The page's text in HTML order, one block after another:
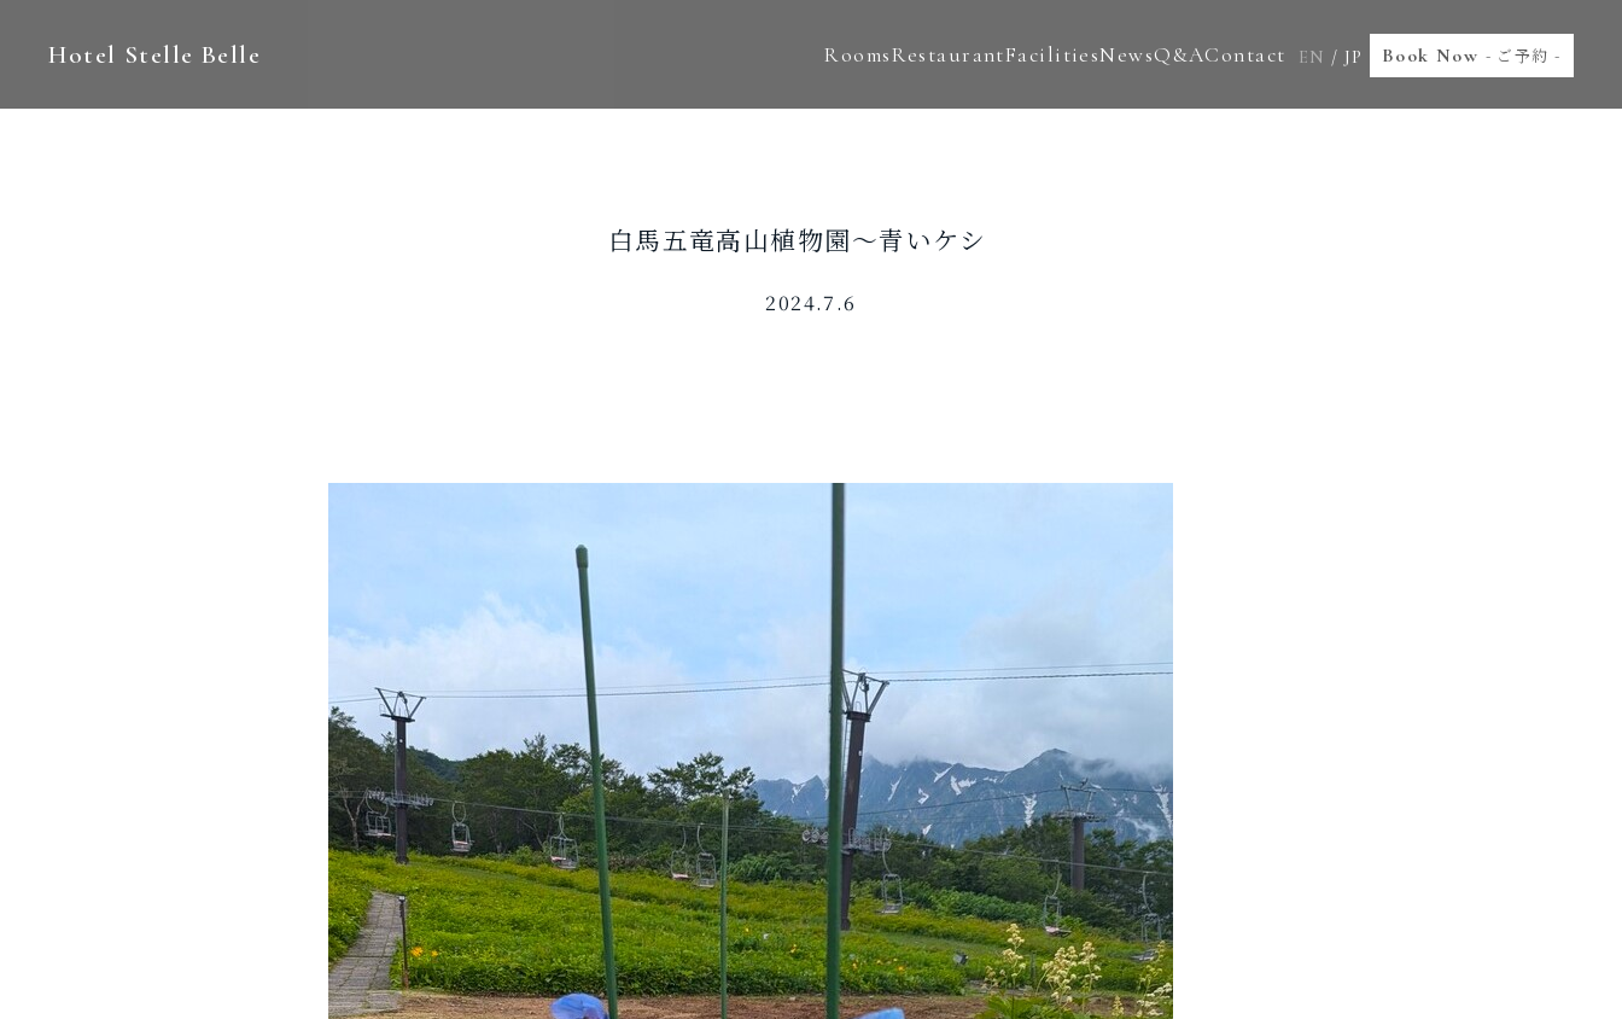
Hotel Stelle Belle RoomsRestaurantFacilitiesNewsQ&AContact EN / JP Book Now - ご予約 -
白馬五竜高山植物園～青いケシ
2024.7.6